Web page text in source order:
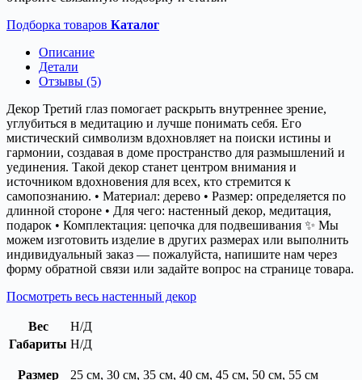
Подборка товаров Каталог
Описание
Детали
Отзывы (5)
Декор Третий глаз помогает раскрыть внутреннее зрение,
углубиться в медитацию и лучше понимать себя. Его
мистический символизм вдохновляет на поиски истины и
гармонии, создавая в доме пространство для размышлений и
уединения. Такой декор станет центром внимания и
источником вдохновения для всех, кто стремится к
самопознанию. • Материал: дерево • Размер: определяется по
длинной стороне • Для чего: настенный декор, медитация,
подарок • Комплектация: цепочка для подвешивания ✨ Мы
можем изготовить изделие в других размерах или выполнить
индивидуальный заказ — пожалуйста, напишите нам через
форму обратной связи или задайте вопрос на странице товара.
Посмотреть весь настенный декор
Вес
Н/Д
Габариты Н/Д
Размер 25 см, 30 см, 35 см, 40 см, 45 см, 50 см, 55 см